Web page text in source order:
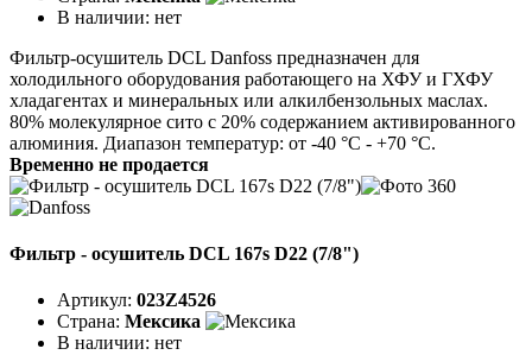
В наличии: нет
Фильтр-осушитель DCL Danfoss предназначен для
холодильного оборудования работающего на ХФУ и ГХФУ
хладагентах и минеральных или алкилбензольных маслах.
80% молекулярное сито с 20% содержанием активированного
алюминия. Диапазон температур: от -40 °C - +70 °C.
Временно не продается
Фильтр - осушитель DCL 167s D22 (7/8")
Артикул: 023Z4526
Страна: Мексика
В наличии: нет